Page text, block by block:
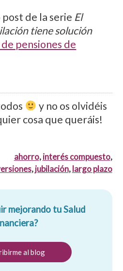
de la serie El
tiene solución
pensiones de
y no os olvidéis
cosa que queráis!
ahorro,interés compuesto,
,jubilación,largo plazo
mejorando tu Salud